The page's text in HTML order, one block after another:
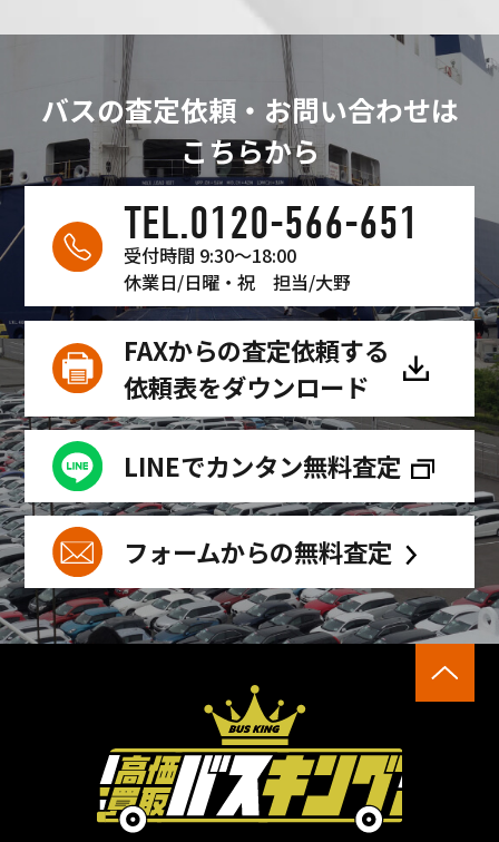
バスの査定依頼・お問い合わせは
こちらから
TEL.0120-566-651
受付時間 9:30〜18:00
休業日/日曜・祝 担当/大野
FAXからの査定依頼する
依頼表をダウンロード
LINEでカンタン無料査定
フォームからの無料査定